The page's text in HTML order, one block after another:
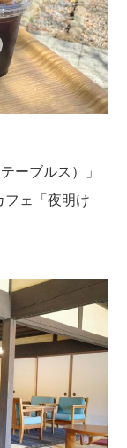
ーブルス）」
フェ「夜明け